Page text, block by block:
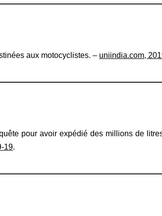
aux motocyclistes. – uniindia.com,
pour avoir expédié des millions de
19.